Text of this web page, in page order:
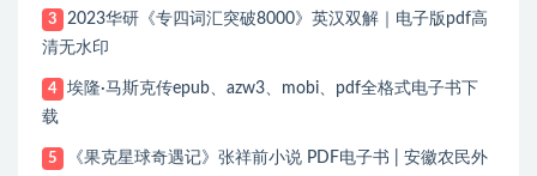
3
2023华研《专四词汇突破8000》英汉双解｜电子版pdf高
清无水印
4
埃隆·马斯克传epub、azw3、mobi、pdf全格式电子书下
载
5
《果克星球奇遇记》张祥前小说 PDF电子书 | 安徽农民外